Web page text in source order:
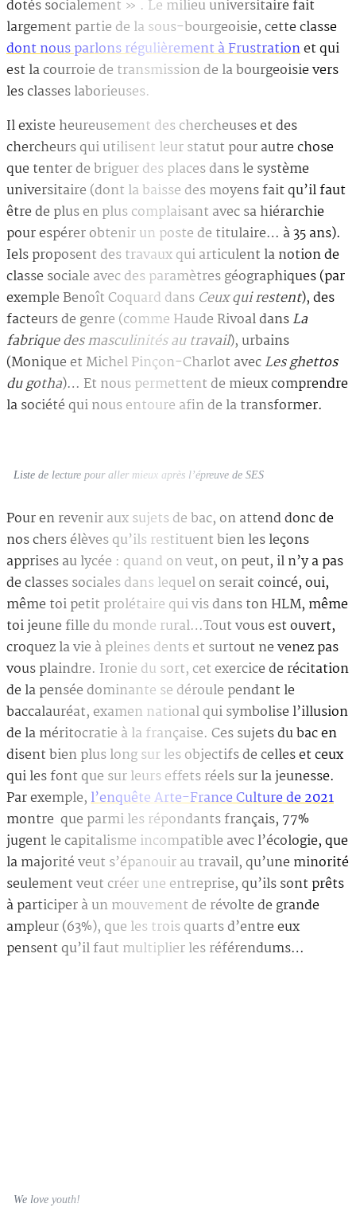
dotés socialement » . Le milieu universitaire fait
largement partie de la sous-bourgeoisie, cette classe
dont nous parlons régulièrement à Frustrationet qui
est la courroie de transmission de la bourgeoisie vers
les classes laborieuses.
Il existe heureusement des chercheuses et des
chercheurs qui utilisent leur statut pour autre chose
que tenter de briguer des places dans le système
universitaire (dont la baisse des moyens fait qu’il faut
être de plus en plus complaisant avec sa hiérarchie
pour espérer obtenir un poste de titulaire… à 35 ans).
Iels proposent des travaux qui articulent la notion de
classe sociale avec des paramètres géographiques (par
exemple Benoît Coquard dans Ceux qui restent), des
facteurs de genre (comme Haude Rivoal dansLa
fabrique des masculinités au travail), urbains
(Monique et Michel Pinçon-Charlot avecLes ghettos
du gotha)… Et nous permettent de mieux comprendre
la société qui nous entoure afin de la transformer.
Liste de lecture pour aller mieux après l’épreuve de SES
Pour en revenir aux sujets de bac, on attend donc de
nos chers élèves qu’ils restituent bien les leçons
apprises au lycée : quand on veut, on peut, il n’y a pas
de classes sociales dans lequel on serait coincé, oui,
même toi petit prolétaire qui vis dans ton HLM, même
toi jeune fille du monde rural…Tout vous est ouvert,
croquez la vie à pleines dents et surtout ne venez pas
vous plaindre. Ironie du sort, cet exercice de récitation
de la pensée dominante se déroule pendant le
baccalauréat, examen national qui symbolise l’illusion
de la méritocratie à la française. Ces sujets du bac en
disent bien plus long sur les objectifs de celles et ceux
qui les font que sur leurs effets réels sur la jeunesse.
Par exemple,l’enquête Arte-France Culture de 2021
montre que parmi les répondants français, 77%
jugent le capitalisme incompatible avec l’écologie, que
la majorité veut s’épanouir au travail, qu’une minorité
seulement veut créer une entreprise, qu’ils sont prêts
à participer à un mouvement de révolte de grande
ampleur (63%), que les trois quarts d’entre eux
pensent qu’il faut multiplier les référendums…
We love youth!